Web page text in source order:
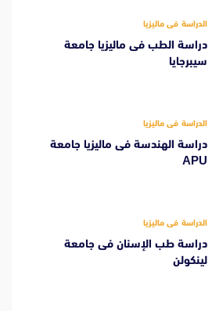
الدراسة فى ماليزيا
دراسة الطب فى ماليزيا جامعة
سيبرجايا
الدراسة فى ماليزيا
دراسة الهندسة فى ماليزيا جامعة
APU
الدراسة فى ماليزيا
دراسة طب الإسنان فى جامعة
لينكولن